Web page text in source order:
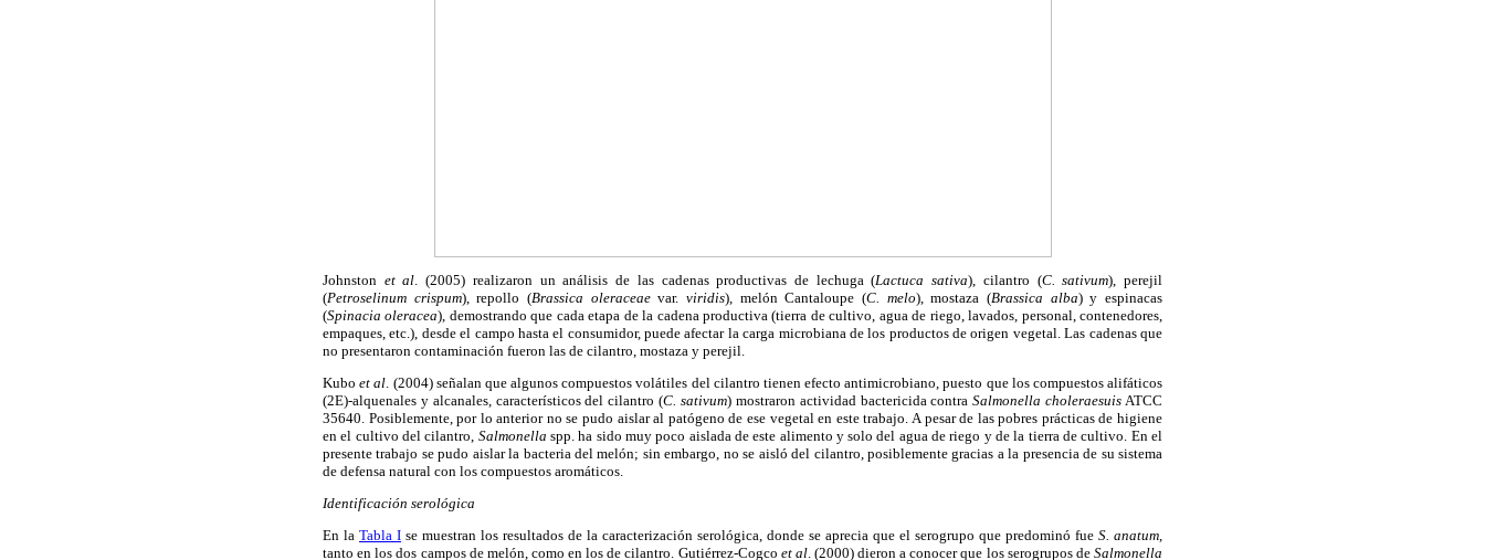
Johnston et al . (2005) realizaron un análisis de las cadenas productivas de lechuga (Lactuca sativa), cilantro (C. sativum), perejil
(Petroselinum crispum), repollo (Brassica oleraceaevar.viridis), melón Cantaloupe (C. melo), mostaza (Brassica alba) y espinacas
(Spinacia oleracea), demostrando que cada etapa de la cadena productiva (tierra de cultivo, agua de riego, lavados, personal, contenedores,
empaques, etc.), desde el campo hasta el consumidor, puede afectar la carga microbiana de los productos de origen vegetal. Las cadenas que
no presentaron contaminación fueron las de cilantro, mostaza y perejil.
Kuboet al. (2004) señalan que algunos compuestos volátiles del cilantro tienen efecto antimicrobiano, puesto que los compuestos alifáticos
(2E)-alquenales y alcanales, característicos del cilantro (C. sativum) mostraron actividad bactericida contra Salmonella choleraesuis ATCC
35640. Posiblemente, por lo anterior no se pudo aislar al patógeno de ese vegetal en este trabajo. A pesar de las pobres prácticas de higiene
en el cultivo del cilantro, Salmonella spp. ha sido muy poco aislada de este alimento y solo del agua de riego y de la tierra de cultivo. En el
presente trabajo se pudo aislar la bacteria del melón; sin embargo, no se aisló del cilantro, posiblemente gracias a la presencia de su sistema
de defensa natural con los compuestos aromáticos.
Identificación serológica
En la Tabla I se muestran los resultados de la caracterización serológica, donde se aprecia que el serogrupo que predominó fue S. anatum,
tanto en los dos campos de melón, como en los de cilantro. Gutiérrez-Cogco et al. (2000) dieron a conocer que los serogrupos deSalmonella